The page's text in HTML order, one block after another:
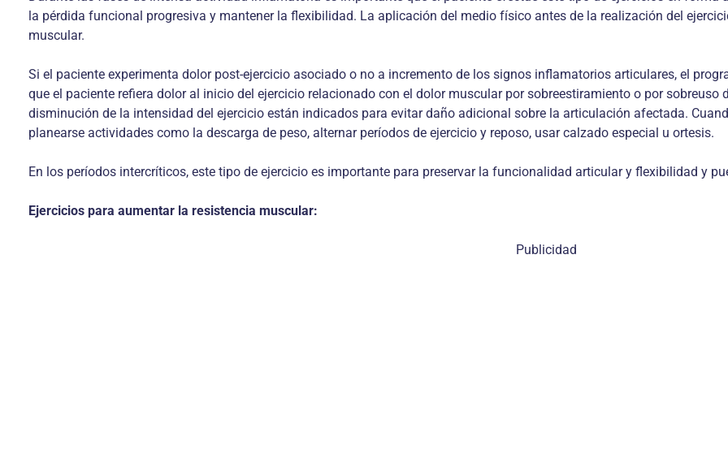
la pérdida funcional progresiva y mantener la flexibilidad. La aplicación del medio físico antes de la realización del
muscular.
Si el paciente experimenta dolor post-ejercicio asociado o no a incremento de los signos inflamatorios articulares, el
que el paciente refiera dolor al inicio del ejercicio relacionado con el dolor muscular por sobreestiramiento o por
disminución de la intensidad del ejercicio están indicados para evitar daño adicional sobre la articulación afectada.
planearse actividades como la descarga de peso, alternar períodos de ejercicio y reposo, usar calzado especial u ortesis.
En los períodos intercríticos, este tipo de ejercicio es importante para preservar la funcionalidad articular y flexibilidad y
Ejercicios para aumentar la resistencia muscular:
Publicidad